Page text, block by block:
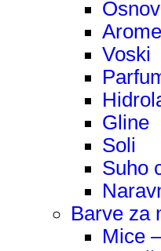
Voski
Gline
Soli
Suho
Barve za
Mice